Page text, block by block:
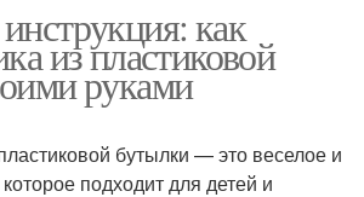
как
из пластиковой
руками
бутылки — это веселое и
подходит для детей и